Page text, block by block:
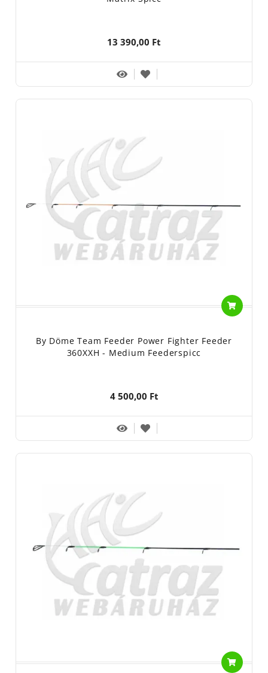
13 390,00 Ft
By Döme Team Feeder Power Fighter Feeder
360XXH - Medium Feederspicc
4 500,00 Ft